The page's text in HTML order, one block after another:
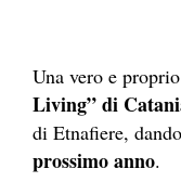
Una vero e proprio
Living” di
di Etnafiere,
prossimo anno.